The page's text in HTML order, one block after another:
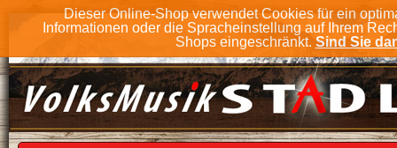
Dieser Online-Shop verwendet Cookies für ein
Informationen oder die Spracheinstellung auf Ihrem
Shops eingeschränkt. Sind Sie